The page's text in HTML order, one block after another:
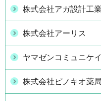
株式会社アガ設計工業
株式会社アーリス
ヤマゼンコミュニケ
株式会社ピノキオ薬局